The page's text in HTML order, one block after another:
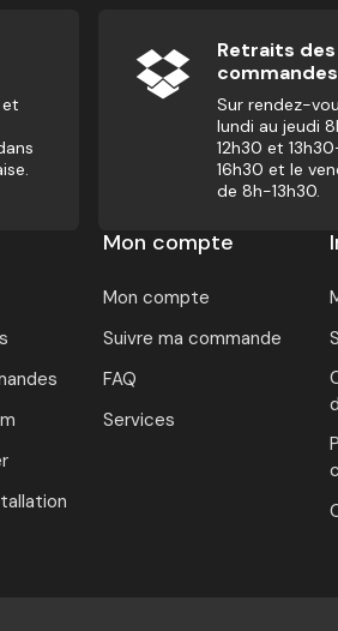
et
Retraits des
commandes
Sur rendez-
lundi au jeudi
12h30 et
16h30 et le
de 8h-13h30.
Mon compte
Mon compte
Suivre ma commande
FAQ
Services